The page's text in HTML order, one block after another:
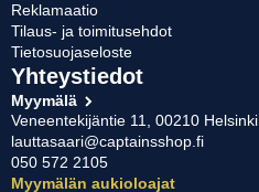
Reklamaatio
Tilaus- ja toimitusehdot
Tietosuojaseloste
Yhteystiedot
Myymälä
Veneentekijäntie 11, 00210 Helsinki
lauttasaari@captainsshop.fi
050 572 2105
Myymälän aukioloajat